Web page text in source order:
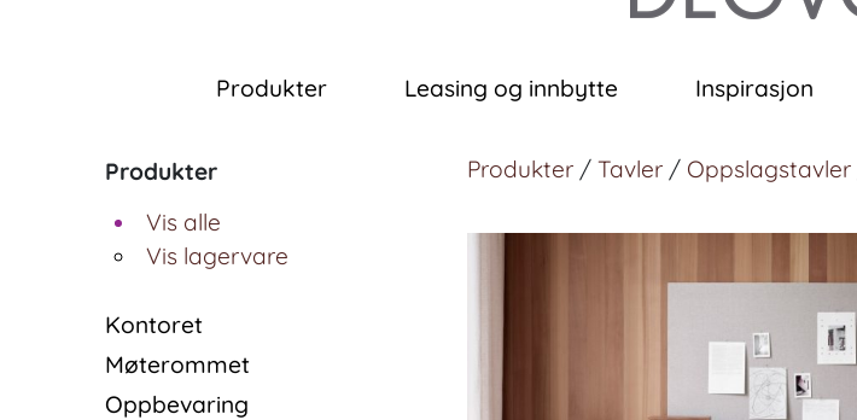
Produkter Leasing og innbytte Inspirasjon
Produkter
Vis alle
Vis lagervare
Kontoret
Møterommet
Oppbevaring
Produkter / Tavler / Oppslagstavler